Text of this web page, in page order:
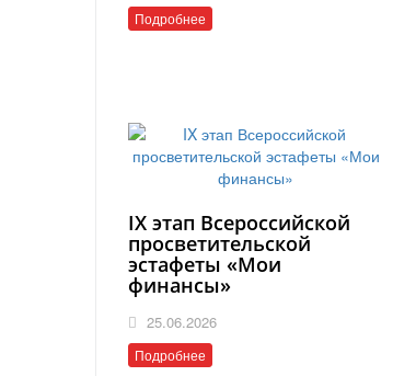
Подробнее
IX этап Всероссийской
просветительской
эстафеты «Мои
финансы»
25.06.2026
Подробнее